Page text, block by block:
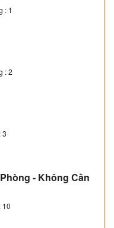
: 1
: 2
3
- Không Cần
10